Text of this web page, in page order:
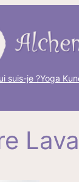
suis-je ?Yoga